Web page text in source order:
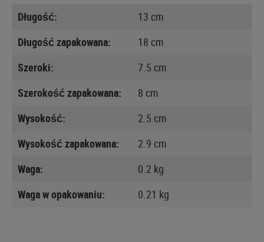
Długość:
13 cm
Długość zapakowana:
18 cm
Szeroki:
7.5 cm
Szerokość zapakowana:
8 cm
Wysokość:
2.5 cm
Wysokość zapakowana:
2.9 cm
Waga:
0.2 kg
Waga w opakowaniu:
0.21 kg